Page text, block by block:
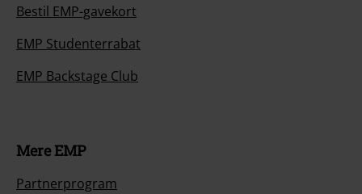
Bestil EMP-gavekort
EMP Studenterrabat
EMP Backstage Club
Mere EMP
Partnerprogram